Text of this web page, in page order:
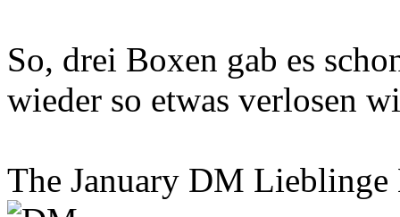
So, drei Boxen gab es
wieder so etwas verlosen
The January DM